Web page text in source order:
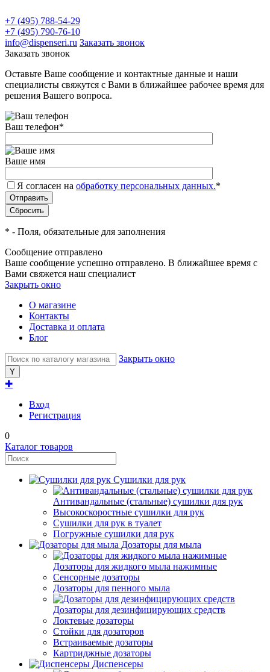
+7 (495) 788-54-29
+7 (495) 790-76-10
info@dispenseri.ru Заказать звонок
Заказать звонок
Оставьте Ваше сообщение и контактные данные и наши
специалисты свяжутся с Вами в ближайшее рабочее время для
решения Вашего вопроса.
Ваш телефон*
Ваше имя
Я согласен на обработку персональных данных.*
* - Поля, обязательные для заполнения
Сообщение отправлено
Ваше сообщение успешно отправлено. В ближайшее время с
Вами свяжется наш специалист
Закрыть окно
О магазине
Контакты
Доставка и оплата
Блог
Закрыть окно
✚
Вход
Регистрация
0
Каталог товаров
Сушилки для рук
Антивандальные (стальные) сушилки для рук
Высокоскоростные сушилки для рук
Сушилки для рук в туалет
Погружные сушилки для рук
Дозаторы для мыла
Дозаторы для жидкого мыла нажимные
Сенсорные дозаторы
Дозаторы для пенного мыла
Дозаторы для дезинфицирующих средств
Локтевые дозаторы
Стойки для дозаторов
Встраиваемые дозаторы
Картриджные дозаторы
Диспенсеры